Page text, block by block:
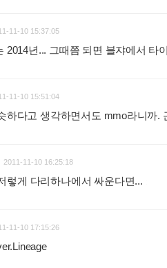
11-10 15:37:05
2014년... 그때쯤 되면 블쟈에서 타
11-10 15:51:04
하다고 생각하면서도 mmo라니까.
2011-11-10 16:25:18
렇게 다리하나에서 싸운다면...
11-10 17:15:26